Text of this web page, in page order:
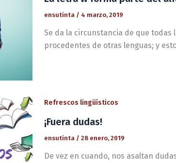
ensutinta / 4 marzo, 2019
Se da la circunstancia de que
procedentes de otras lenguas; y
Refrescos lingüísticos
¡Fuera dudas!
ensutinta / 28 enero, 2019
De vez en cuando, nos asaltan